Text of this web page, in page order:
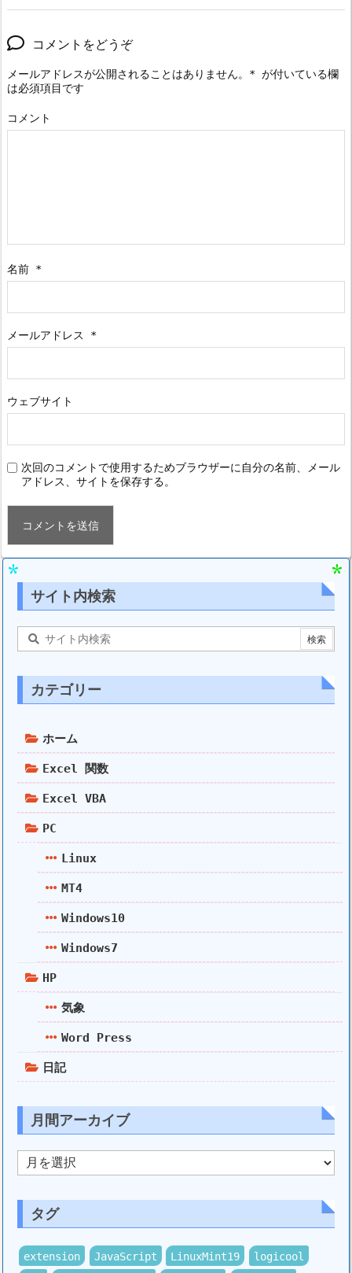
コメントをどうぞ
メールアドレスが公開されることはありません。 * が付いている欄
は必須項目です
コメント
名前 *
メールアドレス *
ウェブサイト
次回のコメントで使用するためブラウザーに自分の名前、メール
アドレス、サイトを保存する。
サイト内検索
カテゴリー
ホーム
Excel 関数
Excel VBA
PC
Linux
MT4
Windows10
Windows7
HP
気象
Word Press
日記
月間アーカイブ
月
間
ブ
タグ
extension JavaScript LinuxMint19
logicool